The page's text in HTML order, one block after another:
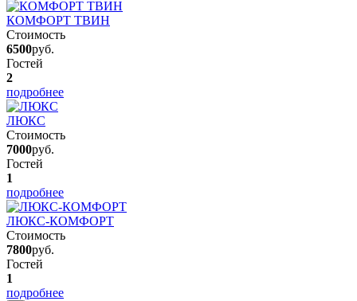
КОМФОРТ ТВИН
Стоимость
6500руб.
Гостей
2
подробнее
ЛЮКС
Стоимость
7000руб.
Гостей
1
подробнее
ЛЮКС-КОМФОРТ
Стоимость
7800руб.
Гостей
1
подробнее